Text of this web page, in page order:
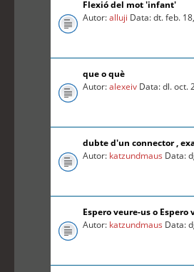
Flexió del mot 'infant'
Autor:alluji Data: dt. feb.
que o què
Autor:alexeiv Data: dl. oct.
dubte d'un connector ,
Autor: katzundmaus Data:
Espero veure-us o Espero
Autor: katzundmaus Data: